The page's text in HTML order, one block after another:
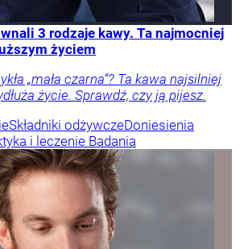
3 rodzaje kawy. Ta najmocniej
życiem
„mała czarna”? Ta kawa najsilniej
życie. Sprawdź, czy ją pijesz.
Składniki odżywczeDoniesienia
i leczenie Badania